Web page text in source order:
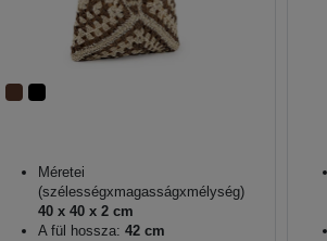
Méretei
(szélességxmagasságxmélység)
40 x 40 x 2 cm
A fül hossza: 42 cm